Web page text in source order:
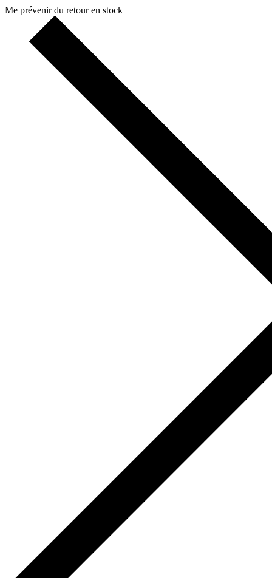
Me prévenir du retour en stock